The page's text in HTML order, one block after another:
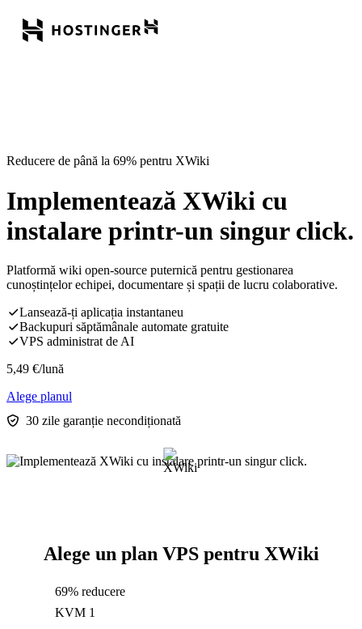
Reducere de până la 69% pentru XWiki
Implementează XWiki cu
instalare printr-un singur click.
Platformă wiki open-source puternică pentru gestionarea
cunoștințelor echipei, documentare și spații de lucru colaborative.
Lansează-ți aplicația instantaneu
Backupuri săptămânale automate gratuite
VPS administrat de AI
5,49 €/lună
Alege planul
30 zile garanție necondiționată
Alege un plan VPS pentru XWiki
69% reducere
KVM 1